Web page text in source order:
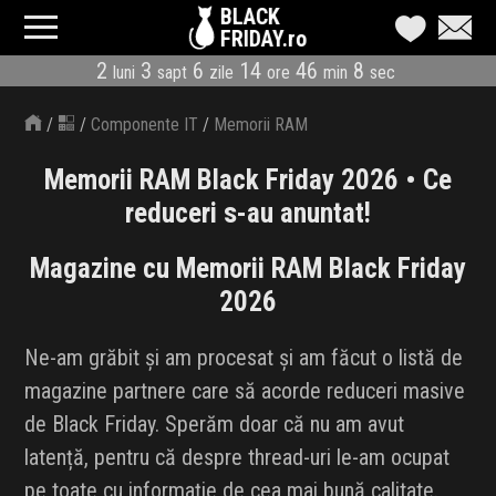
BLACK
FRIDAY.ro
2 luni 3 sapt 6 zile 14 ore 46 min 8 sec
CATEGORII
MAGAZINE
ÎNSCRIE MAGAZIN
CODURI REDUCERE
CÂND E BLACK FRIDAY
ABONARE NEWSLETTER
/ /Componente IT / Memorii RAM
Memorii RAM Black Friday 2026 • Ce
reduceri s-au anuntat!
Magazine cu Memorii RAM Black Friday
2026
Ne-am grăbit și am procesat și am făcut o listă de
magazine partnere care să acorde reduceri masive
de Black Friday. Sperăm doar că nu am avut
latență, pentru că despre thread-uri le-am ocupat
pe toate cu informație de cea mai bună calitate.